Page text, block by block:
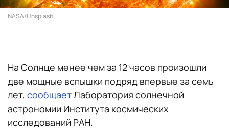
NASA/Unsplash
На Солнце менее чем за 12 часов произошли
две мощные вспышки подряд впервые за семь
лет, сообщаетЛаборатория солнечной
астрономии Института космических
исследований РАН.